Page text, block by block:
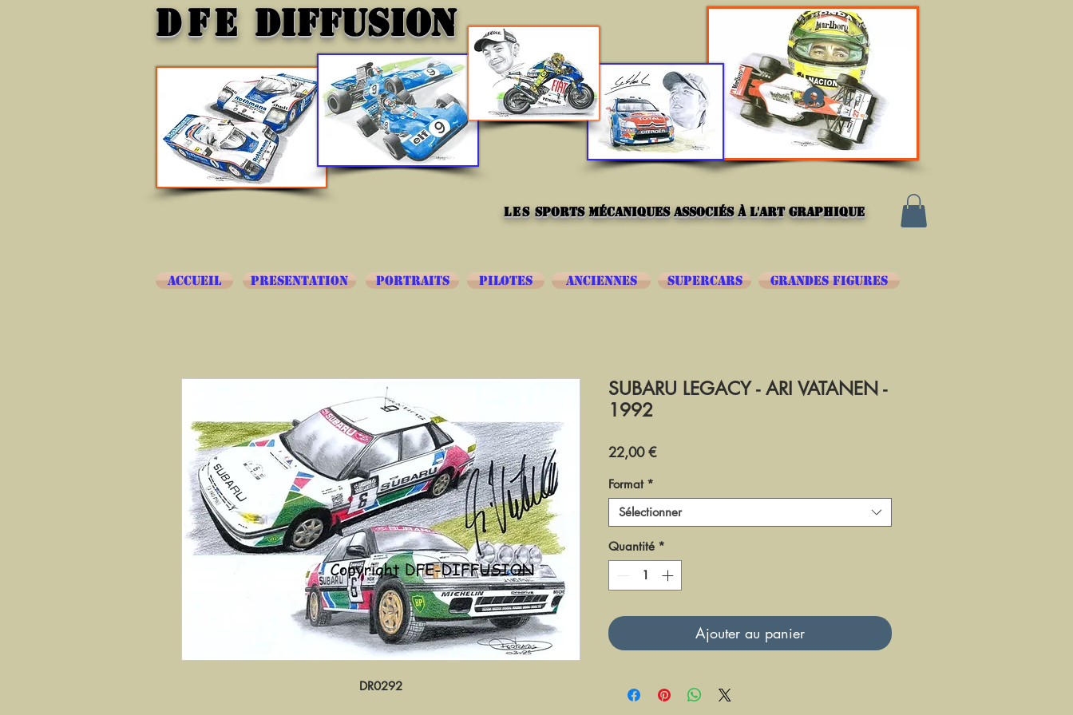
DFE DIFFUSION
Se connecter
lessports mécaniques associés à l'art graphique
DR0292
SUBARU LEGACY - ARI VATANEN -
1992
22,00 €Prix
Format *
Sélectionner
Quantité *
Ajouter au panier
SUPERCARS
ANCIENNES
PILOTES
PORTRAITS
PRESENTATION
ACCUEIL GRANDES FIGURES